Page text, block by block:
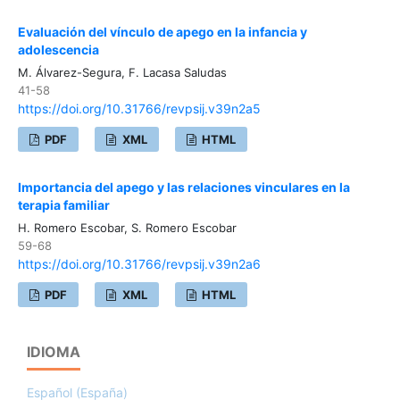
Evaluación del vínculo de apego en la infancia y
adolescencia
M. Álvarez-Segura, F. Lacasa Saludas
41-58
https://doi.org/10.31766/revpsij.v39n2a5
PDF XML HTML
Importancia del apego y las relaciones vinculares en la
terapia familiar
H. Romero Escobar, S. Romero Escobar
59-68
https://doi.org/10.31766/revpsij.v39n2a6
PDF XML HTML
IDIOMA
Español (España)